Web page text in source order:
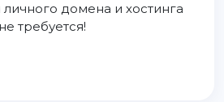
домена и хостинга
не требуется!